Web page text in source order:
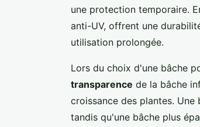
une protection temporaire.
anti-UV, offrent une
utilisation prolongée.
Lors du choix d'une bâche
transparence de la bâche
croissance des plantes.
tandis qu'une bâche plus